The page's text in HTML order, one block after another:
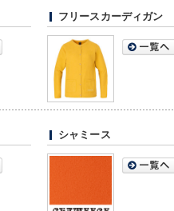
フリースカーディガン
シャミース